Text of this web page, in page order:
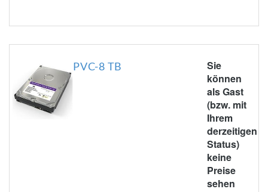
PVC-8 TB
Sie
können
als Gast
(bzw. mit
Ihrem
derzeitigen
Status)
keine
Preise
sehen